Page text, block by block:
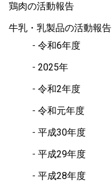
鶏肉の活動報告
牛乳・乳製品の活動報告
令和6年度
2025年
令和2年度
令和元年度
平成30年度
平成29年度
平成28年度